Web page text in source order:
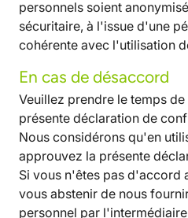
personnels soient
sécuritaire, à l'issue d'une
cohérente avec l'utilisation
En cas de désaccord
Veuillez prendre le temps
présente déclaration de
Nous considérons qu'en
approuvez la présente
Si vous n'êtes pas d'accord
vous abstenir de nous
personnel par